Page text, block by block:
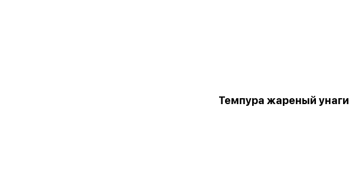
Темпура жареный унаги